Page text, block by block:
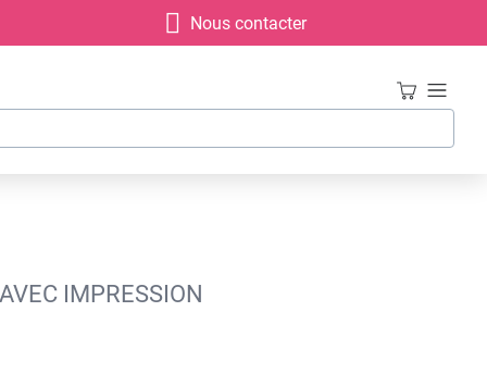
Nous contacter
IMPRESSION